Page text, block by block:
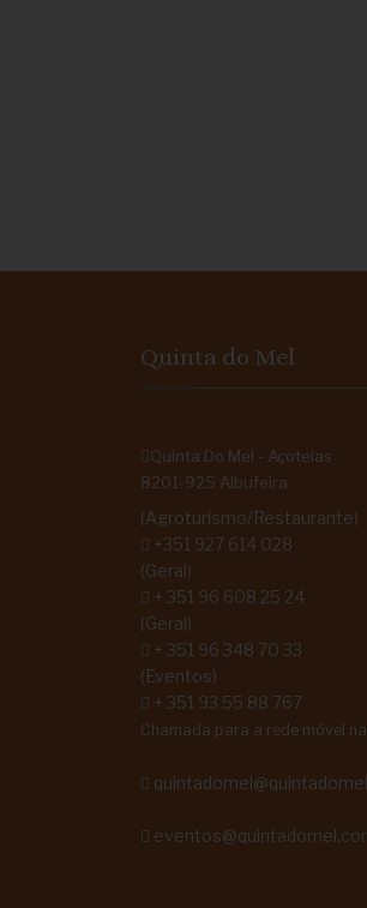
Quinta do Mel
Quinta Do Mel - Açoteias
8201-925 Albufeira
(Agroturismo/Restaurante)
+351 927 614 028
(Geral)
+ 351 96 608 25 24
(Geral)
+ 351 96 348 70 33
(Eventos)
+ 351 93 55 88 767
Chamada para a rede móvel